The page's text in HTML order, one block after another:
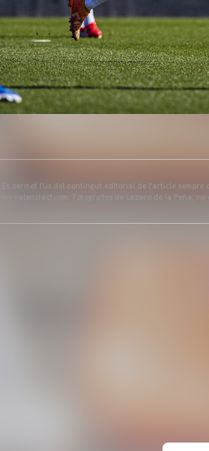
permet l'ús del contingut editorial de l'article
www.valenciacf.com. Fotografies de Lázaro de la Peña,